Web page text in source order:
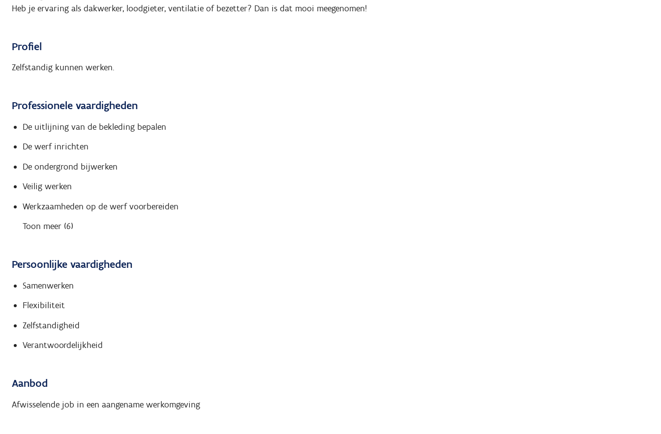
Heb je ervaring als dakwerker, loodgieter, ventilatie of bezetter? Dan is dat mooi meegenomen!
Profiel
Zelfstandig kunnen werken.
Professionele vaardigheden
De uitlijning van de bekleding bepalen
De werf inrichten
De ondergrond bijwerken
Veilig werken
Werkzaamheden op de werf voorbereiden
Toon meer (6)
Persoonlijke vaardigheden
Samenwerken
Flexibiliteit
Zelfstandigheid
Verantwoordelijkheid
Aanbod
Afwisselende job in een aangename werkomgeving